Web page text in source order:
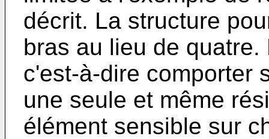
décrit. La structure
bras au lieu de
c'est-à-dire comporter
une seule et même
élément sensible sur